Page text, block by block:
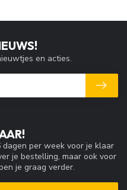
per week voor je klaar
je bestelling, maar ook voor
je graag verder.
en acties.